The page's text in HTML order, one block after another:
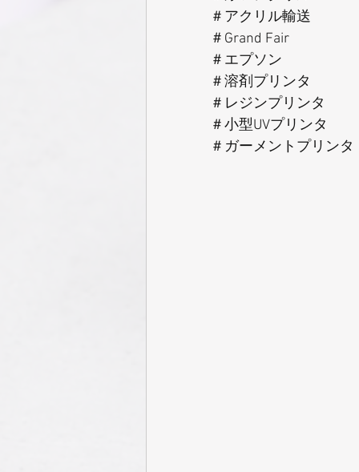
＃アクリル輸送
＃Grand Fair
＃エプソン
＃溶剤プリンタ
＃レジンプリンタ
＃小型UVプリンタ
＃ガーメントプリンタ